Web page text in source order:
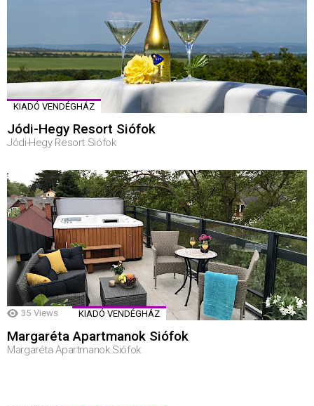
KIADÓ VENDÉGHÁZ
Jódi-Hegy Resort Siófok
Jódi-Hegy Resort Siófok
35 Views KIADÓ VENDÉGHÁZ
Margaréta Apartmanok Siófok
Margaréta Apartmanok Siófok